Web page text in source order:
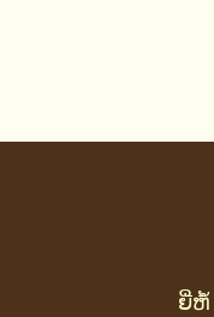
ຍີ່ຫໍ້